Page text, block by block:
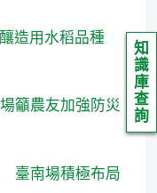
知
識
庫
查
詢
造用水稻品種
籲農友加強防災
臺南場積極布局